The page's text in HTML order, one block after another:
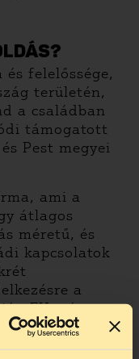
felelőssége,
területén,
a családban
támogatott
Pest megyei
ami a
átlagos
méretű, és
kapcsolatok
a
EU-s és
bevonásával